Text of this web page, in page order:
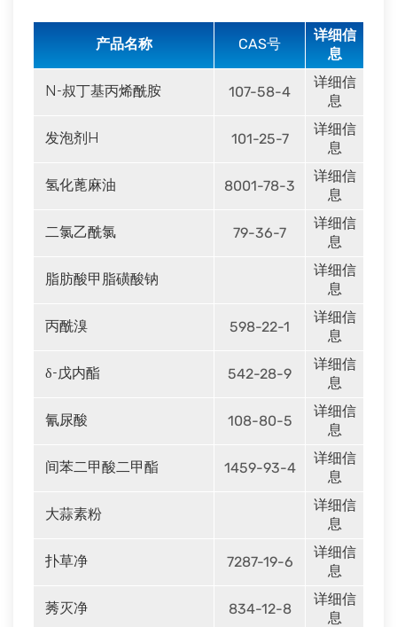
产品名称 CAS号
详细信
息
N-叔丁基丙烯酰胺 107-58-4
详细信
息
发泡剂H 101-25-7
详细信
息
氢化蓖麻油 8001-78-3
详细信
息
二氯乙酰氯 79-36-7
详细信
息
脂肪酸甲脂磺酸钠
详细信
息
丙酰溴 598-22-1
详细信
息
δ-戊内酯 542-28-9
详细信
息
氰尿酸 108-80-5
详细信
息
间苯二甲酸二甲酯 1459-93-4
详细信
息
大蒜素粉
详细信
息
扑草净 7287-19-6
详细信
息
莠灭净 834-12-8
详细信
息